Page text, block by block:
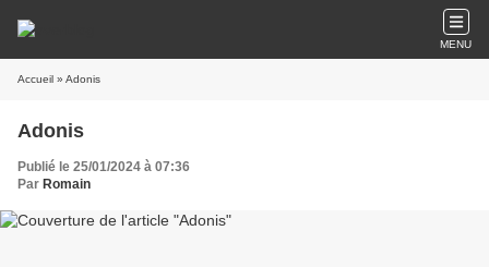
MENU
Accueil » Adonis
Adonis
Publié le 25/01/2024 à 07:36
Par Romain